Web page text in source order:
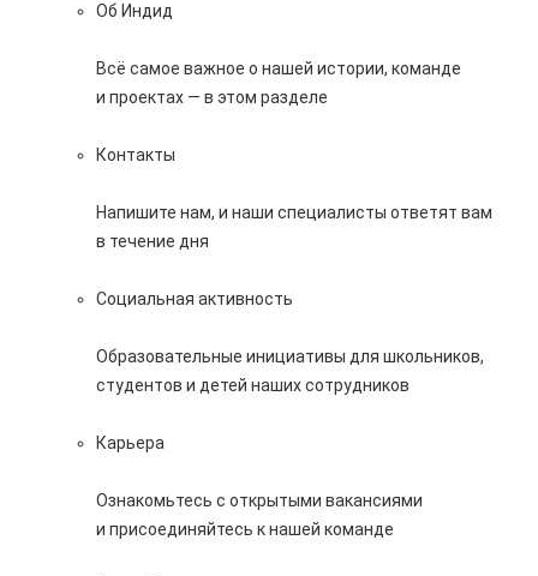
Об Индид
Всё самое важное о нашей истории, команде
и проектах — в этом разделе
Контакты
Напишите нам, и наши специалисты ответят вам
в течение дня
Социальная активность
Образовательные инициативы для школьников,
студентов и детей наших сотрудников
Карьера
Ознакомьтесь с открытыми вакансиями
и присоединяйтесь к нашей команде